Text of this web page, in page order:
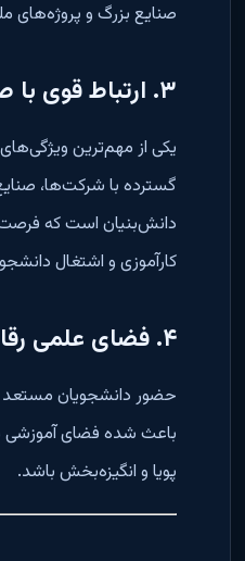
صنایع بزرگ و پروژه‌های
۳. ارتباط قوی با صنعت
یکی از مهم‌ترین ویژگی‌های
گسترده با شرکت‌ها،
دانش‌بنیان است که
کارآموزی و اشتغال
۴. فضای علمی رقابتی
حضور دانشجویان مستعد
باعث شده فضای آموزشی
پویا و انگیزه‌بخش باشد.